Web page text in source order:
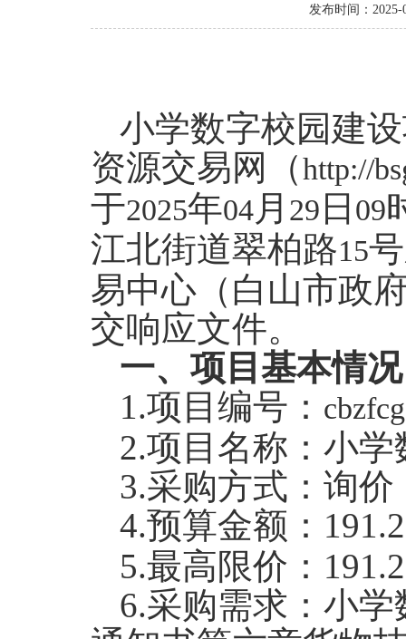
发布时间：2025-
小学数字校园建
资源交易网（http://
于2025年04月 29 日 09
江北街道翠柏路15
易中心（白山市政
交响应文件。
一、项目基本情况
1.项目编号：
2.项目名称： 小学
3.采购方式：询价
4.预算金额：
5.最高限价：
6.采购需求：小